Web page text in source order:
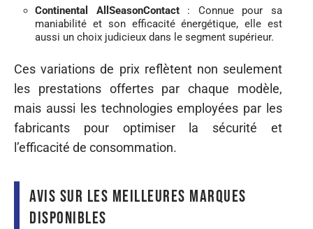
Continental AllSeasonContact: Connue pour sa
maniabilité et son efficacité énergétique, elle est
aussi un choix judicieux dans le segment supérieur.
Ces variations de prix reflètent non seulement
les prestations offertes par chaque modèle,
mais aussi les technologies employées par les
fabricants pour optimiser la sécurité et
l’efficacité de consommation.
Avis sur les meilleures marques
disponibles